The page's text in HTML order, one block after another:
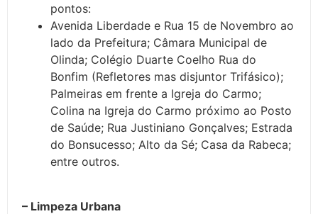
pontos:
Avenida Liberdade e Rua 15 de Novembro ao
lado da Prefeitura; Câmara Municipal de
Olinda; Colégio Duarte Coelho Rua do
Bonfim (Refletores mas disjuntor Trifásico);
Palmeiras em frente a Igreja do Carmo;
Colina na Igreja do Carmo próximo ao Posto
de Saúde; Rua Justiniano Gonçalves; Estrada
do Bonsucesso; Alto da Sé; Casa da Rabeca;
entre outros.
– Limpeza Urbana